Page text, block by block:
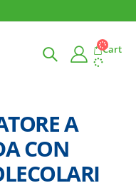
Cart
A
CON